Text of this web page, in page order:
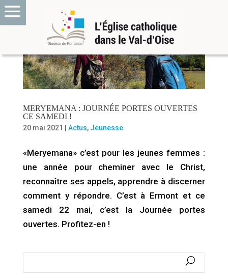
MERYEMANA : JOURNÉE PORTES OUVERTES
CE SAMEDI !
20 mai 2021 | Actus, Jeunesse
«Meryemana» c’est pour les jeunes femmes :
une année pour cheminer avec le Christ,
reconnaître ses appels, apprendre à discerner
comment y répondre. C’est à Ermont et ce
samedi 22 mai, c’est la Journée portes
ouvertes. Profitez-en !